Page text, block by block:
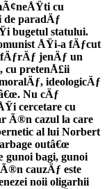
cu
de paradÄƒ
bugetul statului.
ÅŸi-a fÄƒcut
jenÄƒ un
cu pretenÅ£ii
ideologicÄƒ
Nu cÄƒ
cercetare cu
Ã®n cazul la care
al lui Norbert
outâ€œ
gunoi bagi, gunoi
cauzÄƒ este
noii oligarhii